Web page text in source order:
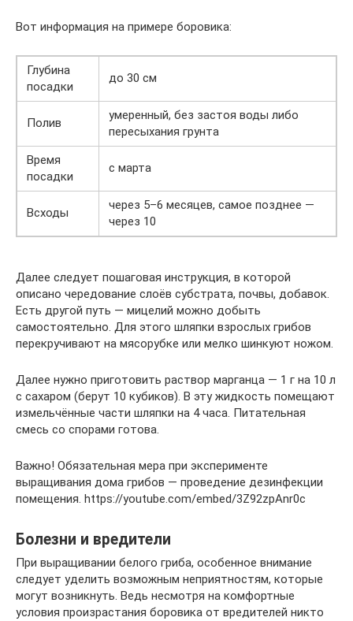
Вот информация на примере боровика:
Глубина
посадки
до 30 см
Полив
умеренный, без застоя воды либо
пересыхания грунта
Время
посадки
с марта
Всходы
через 5–6 месяцев, самое позднее —
через 10
Далее следует пошаговая инструкция, в которой
описано чередование слоёв субстрата, почвы, добавок.
Есть другой путь — мицелий можно добыть
самостоятельно. Для этого шляпки взрослых грибов
перекручивают на мясорубке или мелко шинкуют ножом.
Далее нужно приготовить раствор марганца — 1 г на 10 л
с сахаром (берут 10 кубиков). В эту жидкость помещают
измельчённые части шляпки на 4 часа. Питательная
смесь со спорами готова.
Важно! Обязательная мера при эксперименте
выращивания дома грибов — проведение дезинфекции
помещения. https://youtube.com/embed/3Z92zpAnr0c
Болезни и вредители
При выращивании белого гриба, особенное внимание
следует уделить возможным неприятностям, которые
могут возникнуть. Ведь несмотря на комфортные
условия произрастания боровика от вредителей никто